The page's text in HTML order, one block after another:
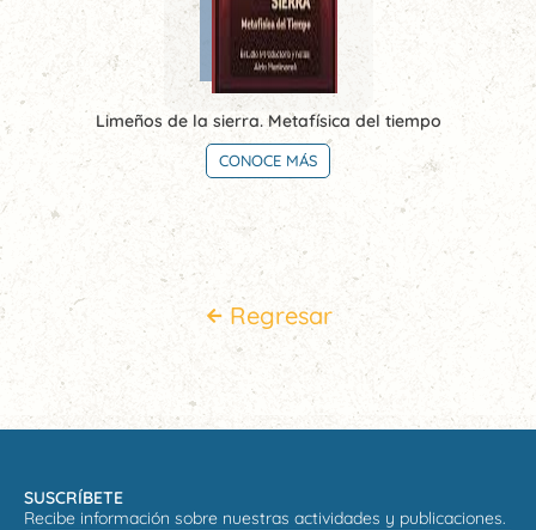
Limeños de la sierra. Metafísica del tiempo
CONOCE MÁS
Regresar
SUSCRÍBETE
Recibe información sobre nuestras actividades y publicaciones.